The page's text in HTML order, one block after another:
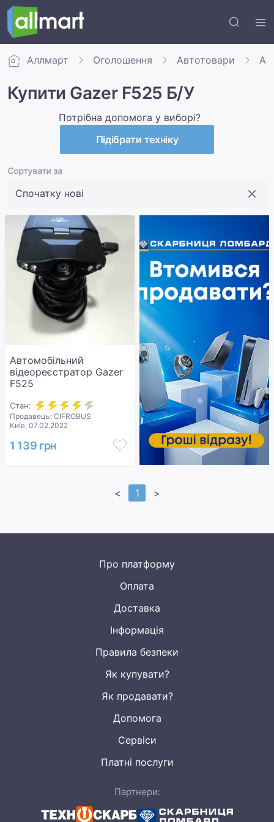
Аллмарт Оголошення Автотовари
Купити Gazer F525 Б/У
Потрібна допомога у виборі?
Підібрати техніку
Сортувати за
Автомобільний
відеореєстратор Gazer
F525
Стан:
Продавець: CIFROBUS
Київ, 07.02.2022
1 139 грн
< 1 >
Про платформу
Оплата
Доставка
Інформація
Правила безпеки
Як купувати?
Як продавати?
Допомога
Сервіси
Платні послуги
Партнери: